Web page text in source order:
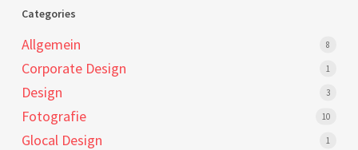
Categories
Allgemein 8
Corporate Design 1
Design 3
Fotografie 10
Glocal Design 1